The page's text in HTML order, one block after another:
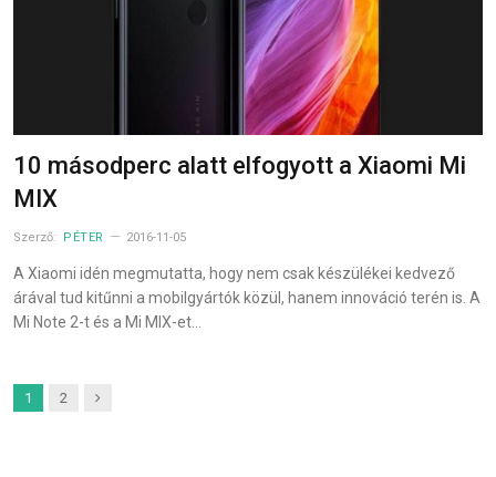
10 másodperc alatt elfogyott a Xiaomi Mi
MIX
Szerző: PÉTER 2016-11-05
A Xiaomi idén megmutatta, hogy nem csak készülékei kedvező
árával tud kitűnni a mobilgyártók közül, hanem innováció terén is. A
Mi Note 2-t és a Mi MIX-et…
1 2 Next